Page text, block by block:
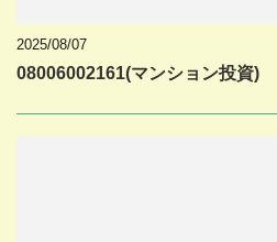
2025/08/07
08006002161(マンション投資)